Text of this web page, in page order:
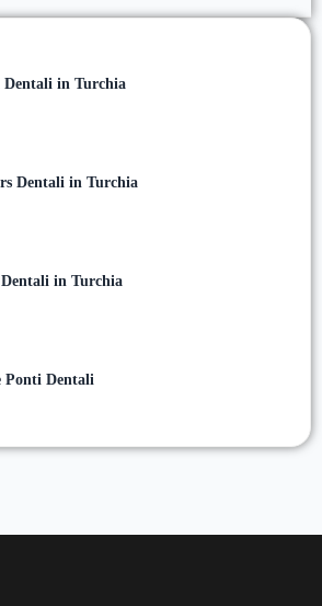
in Turchia
Dentali in Turchia
Dentali in Turchia
Ponti Dentali